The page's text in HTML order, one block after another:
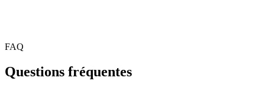
FAQ
Questions fréquentes